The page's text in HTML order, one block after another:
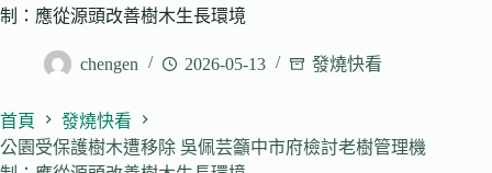
制：應從源頭改善樹木生長環境
chengen 2026-05-13 發燒快看
首頁
發燒快看
公園受保護樹木遭移除 吳佩芸籲中市府檢討老樹管理機